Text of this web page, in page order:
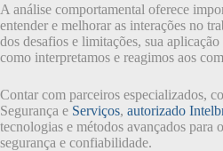
A análise comportamental oferece
entender e melhorar as interações no
dos desafios e limitações, sua
como interpretamos e reagimos aos
Contar com parceiros especializados,
Segurança e Serviços, autorizado
tecnologias e métodos avançados para
segurança e confiabilidade.